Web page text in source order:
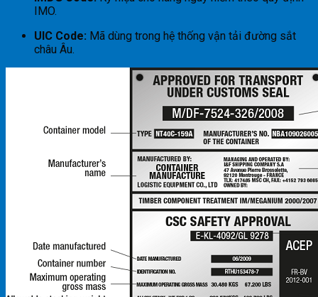
IMO.
UIC Code: Mã dùng trong hệ thống vận tải đường sắt
châu Âu.